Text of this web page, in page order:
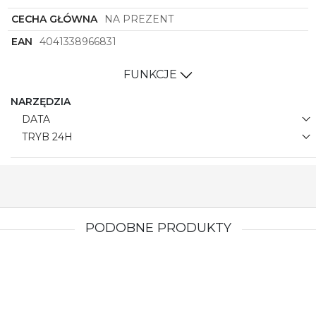
podkreśl swoją wyjątkowość z każdym uderzeniem
wskazówek.
CECHA GŁÓWNA
NA PREZENT
EAN
4041338966831
FUNKCJE
NARZĘDZIA
DATA
TRYB 24H
PODOBNE PRODUKTY